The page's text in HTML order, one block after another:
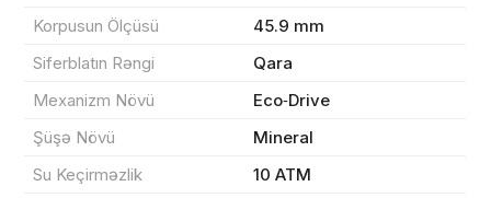
Korpusun Ölçüsü
45.9 mm
Siferblatın Rəngi
Qara
Mexanizm Növü
Eco‑Drive
Şüşə Növü
Mineral
Su Keçirməzlik
10 ATM
Yekun məbləğ
Sifarişi rəsmiləşdir
Alış-verişə davam et
OK